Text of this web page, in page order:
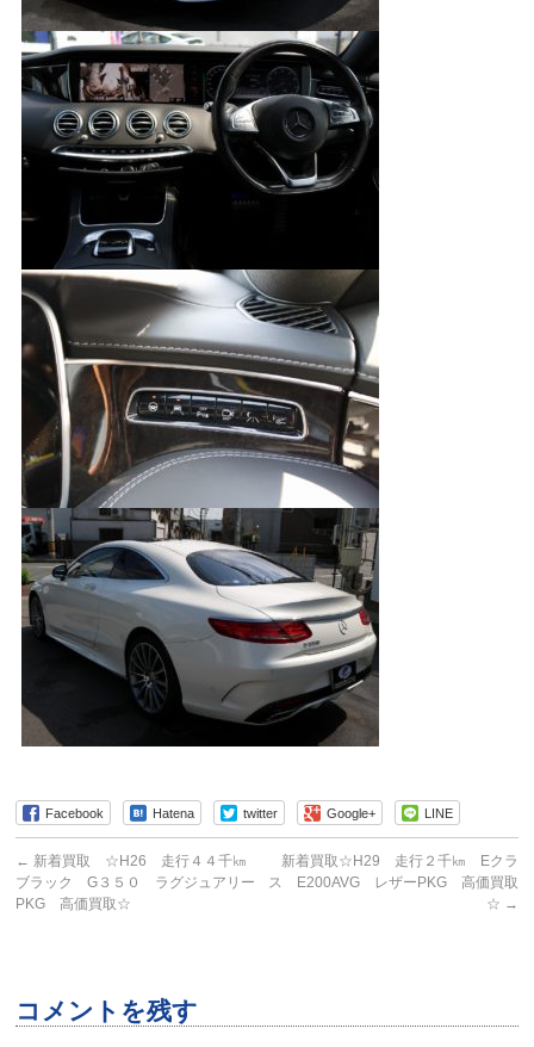
Facebook Hatena twitter Google+ LINE
← 新着買取 ☆H26 走行４４千㎞
ブラック G３５０ ラグジュアリー
PKG 高価買取☆
新着買取☆H29 走行２千㎞ Eクラ
ス E200AVG レザーPKG 高価買取
☆ →
コメントを残す